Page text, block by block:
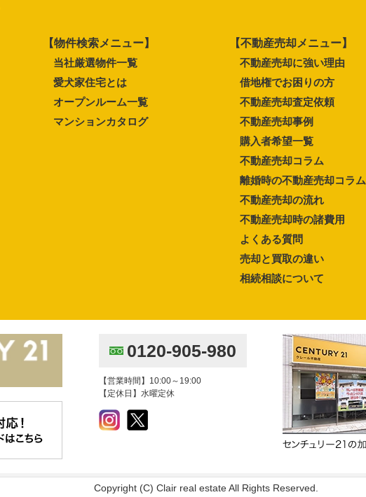
【物件検索メニュー】
当社厳選物件一覧
愛犬家住宅とは
オープンルーム一覧
マンションカタログ
【不動産売却メニュー】
不動産売却に強い理由
借地権でお困りの方
不動産売却査定依頼
不動産売却事例
購入者希望一覧
不動産売却コラム
離婚時の不動産売却コラム
不動産売却の流れ
不動産売却時の諸費用
よくある質問
売却と買取の違い
相続相談について
0120-905-980
【営業時間】10:00～19:00
【定休日】水曜定休
Copyright (C) Clair real estate All Rights Reserved.